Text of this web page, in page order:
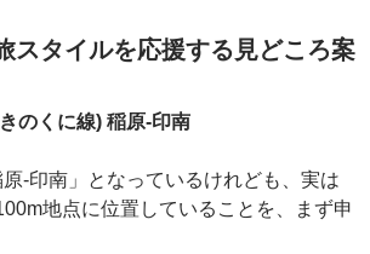
スタイルを応援する見どころ案
のくに線) 稲原-印南
原-印南」となっているけれども、実は
地点に位置していることを、まず申